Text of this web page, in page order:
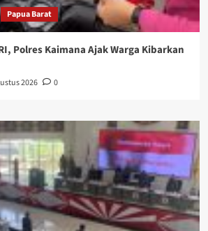
Papua Barat
Polres Kaimana Ajak Warga Kibarkan
2026 0